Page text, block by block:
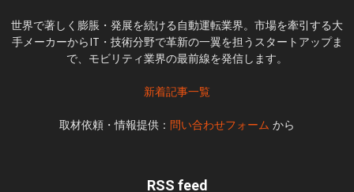
世界で著しく膨脹・発展を続ける自動運転業界。市場を牽引する大
手メーカーからIT・技術分野で革新の一翼を担うスタートアップま
で、モビリティ業界の最前線を発信します。
新着記事一覧
取材依頼・情報提供： 問い合わせフォーム から
RSS feed